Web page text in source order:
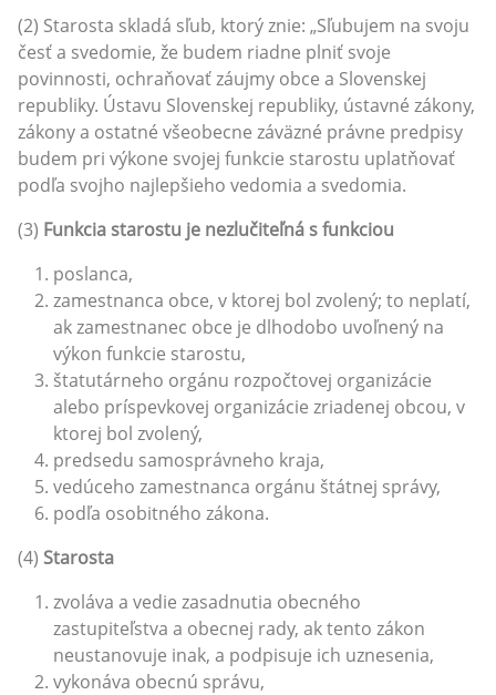
(2) Starosta skladá sľub, ktorý znie: „Sľubujem na svoju
česť a svedomie, že budem riadne plniť svoje
povinnosti, ochraňovať záujmy obce a Slovenskej
republiky. Ústavu Slovenskej republiky, ústavné zákony,
zákony a ostatné všeobecne záväzné právne predpisy
budem pri výkone svojej funkcie starostu uplatňovať
podľa svojho najlepšieho vedomia a svedomia.
(3) Funkcia starostu je nezlučiteľná s funkciou
poslanca,
zamestnanca obce, v ktorej bol zvolený; to neplatí,
ak zamestnanec obce je dlhodobo uvoľnený na
výkon funkcie starostu,
štatutárneho orgánu rozpočtovej organizácie
alebo príspevkovej organizácie zriadenej obcou, v
ktorej bol zvolený,
predsedu samosprávneho kraja,
vedúceho zamestnanca orgánu štátnej správy,
podľa osobitného zákona.
(4) Starosta
zvoláva a vedie zasadnutia obecného
zastupiteľstva a obecnej rady, ak tento zákon
neustanovuje inak, a podpisuje ich uznesenia,
vykonáva obecnú správu,